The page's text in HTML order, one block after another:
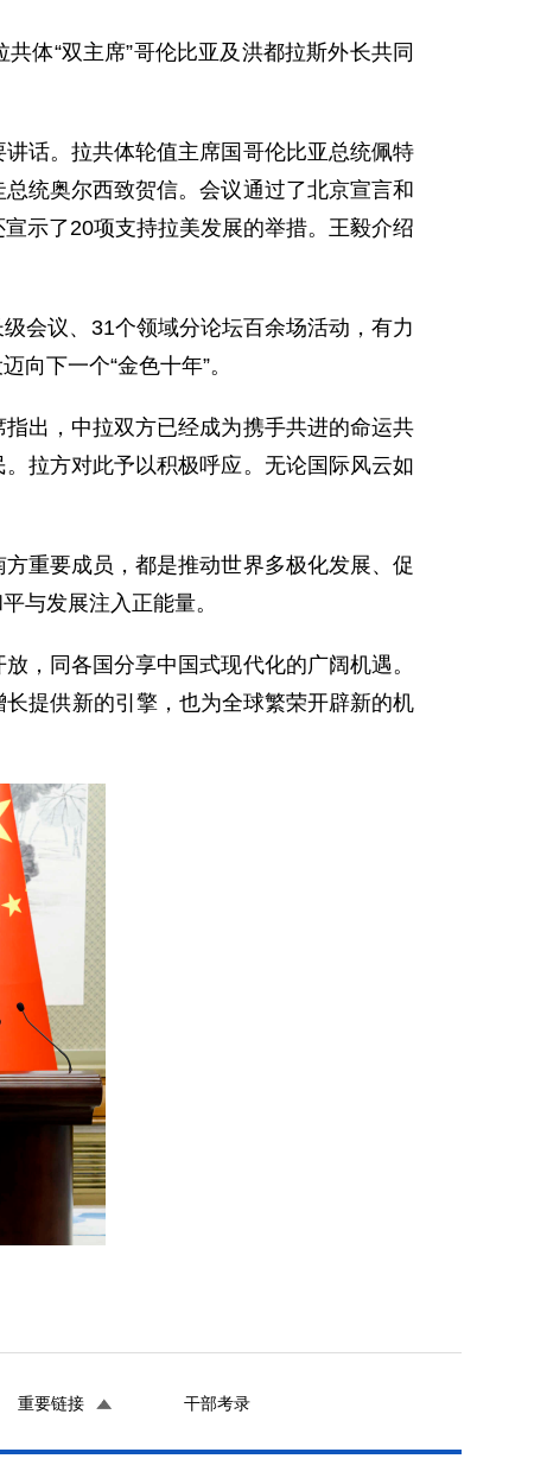
体“双主席”哥伦比亚及洪都拉斯外长共同
话。拉共体轮值主席国哥伦比亚总统佩特
统奥尔西致贺信。会议通过了北京宣言和
示了20项支持拉美发展的举措。王毅介绍
会议、31个领域分论坛百余场活动，有力
下一个“金色十年”。
出，中拉双方已经成为携手共进的命运共
拉方对此予以积极呼应。无论国际风云如
重要成员，都是推动世界多极化发展、促
与发展注入正能量。
，同各国分享中国式现代化的广阔机遇。
提供新的引擎，也为全球繁荣开辟新的机
重要链接 干部考录